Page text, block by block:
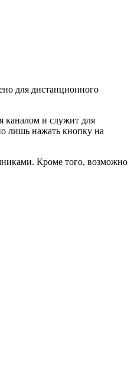
для дистанционного
каналом и служит для
лишь нажать кнопку на
Кроме того, возможно